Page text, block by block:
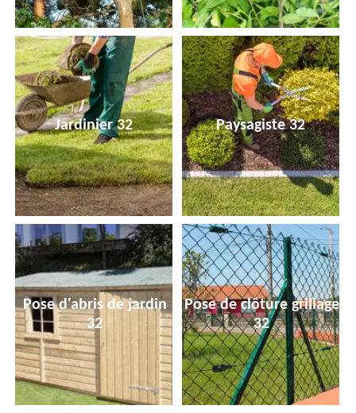
Jardinier 32 Paysagiste 32
Pose d'abris de jardin
32
Pose de clôture grillage
32